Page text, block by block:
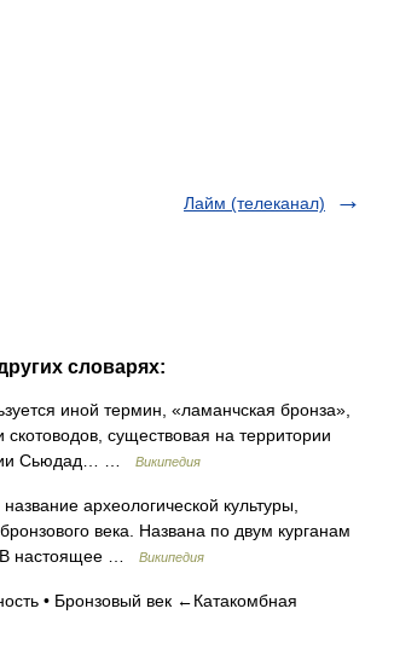
Лайм (телеканал)
словарях:
иной термин, «ламанчская бронза»,
существовая на территории
Сьюдад… …
Википедия
археологической культуры,
века. Названа по двум курганам
В настоящее …
Википедия
• Бронзовый век ←Катакомбная